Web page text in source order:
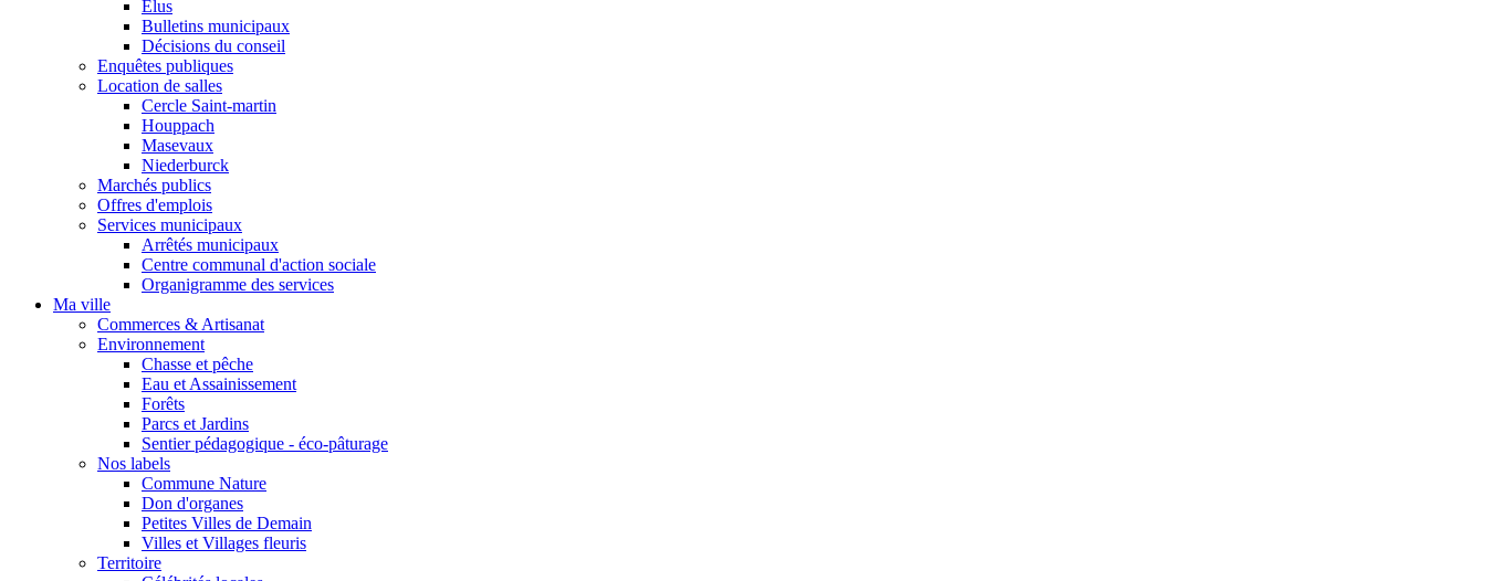
Elus
Bulletins municipaux
Décisions du conseil
Enquêtes publiques
Location de salles
Cercle Saint-martin
Houppach
Masevaux
Niederburck
Marchés publics
Offres d'emplois
Services municipaux
Arrêtés municipaux
Centre communal d'action sociale
Organigramme des services
Ma ville
Commerces & Artisanat
Environnement
Chasse et pêche
Eau et Assainissement
Forêts
Parcs et Jardins
Sentier pédagogique - éco-pâturage
Nos labels
Commune Nature
Don d'organes
Petites Villes de Demain
Villes et Villages fleuris
Territoire